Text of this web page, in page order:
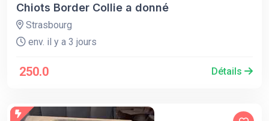
Chiots Border Collie a donné
Strasbourg
env. il y a 3 jours
250.0 Détails